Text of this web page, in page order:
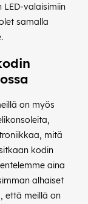
valaisimiin
samalla
on myös
mitä
kodin
aina
alhaiset
että meillä on